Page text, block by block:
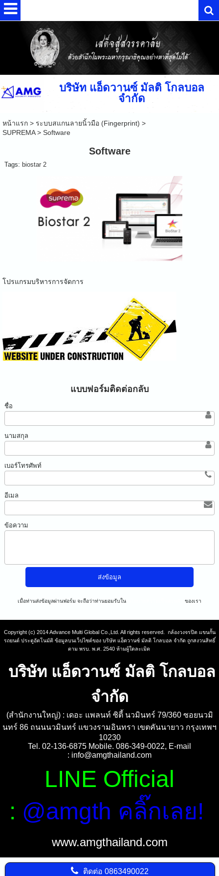
บริษัท แอ็ดวานซ์ มัลติ โกลบอล
จำกัด
หน้าแรก> ระบบสแกนลายนิ้วมือ (Fingerprint) >
SUPREMA> Software
Software
Tags: biostar 2
โปรแกรมบริหารการจัดการ
แบบฟอร์มติดต่อกลับ
ชื่อ
นามสกุล
เบอร์โทรศัพท์
อีเมล
ข้อความ
เมื่อท่านส่งข้อมูลผ่านฟอร์ม จะถือว่าท่านยอมรับในนโยบายความเป็นส่วนตัว ของเรา
Copyright (c) 2014 Advance Multi Global Co.,Ltd. All rights reserved. กล้องวงจรปิด แขนกั้น
รถยนต์ ประตูอัตโนมัติ ข้อมูลบนเว็ปไซต์ของ บริษัท แอ็ดวานซ์ มัลติ โกลบอล จำกัด ถูกสงวนสิทธิ์
ตาม พรบ. พ.ศ. 2540 ห้ามผู้ใดละเมิด
บริษัท แอ็ดวานซ์ มัลติ โกลบอล
จำกัด
(สำนักงานใหญ่) : เดอะ แพลนท์ ซิตี้ นวมินทร์ 79/360 ซอยนวมิ
นทร์ 86 ถนนนวมินทร์ แขวงรามอินทรา เขตคันนายาว กรุงเทพฯ
10230
Tel. 02-136-6875 Mobile. 086-349-0022, E-mail
: info@amgthailand.com
LINE Official
: @amgth คลิ๊กเลย!
www.amgthailand.com
ติดต่อ0863490022